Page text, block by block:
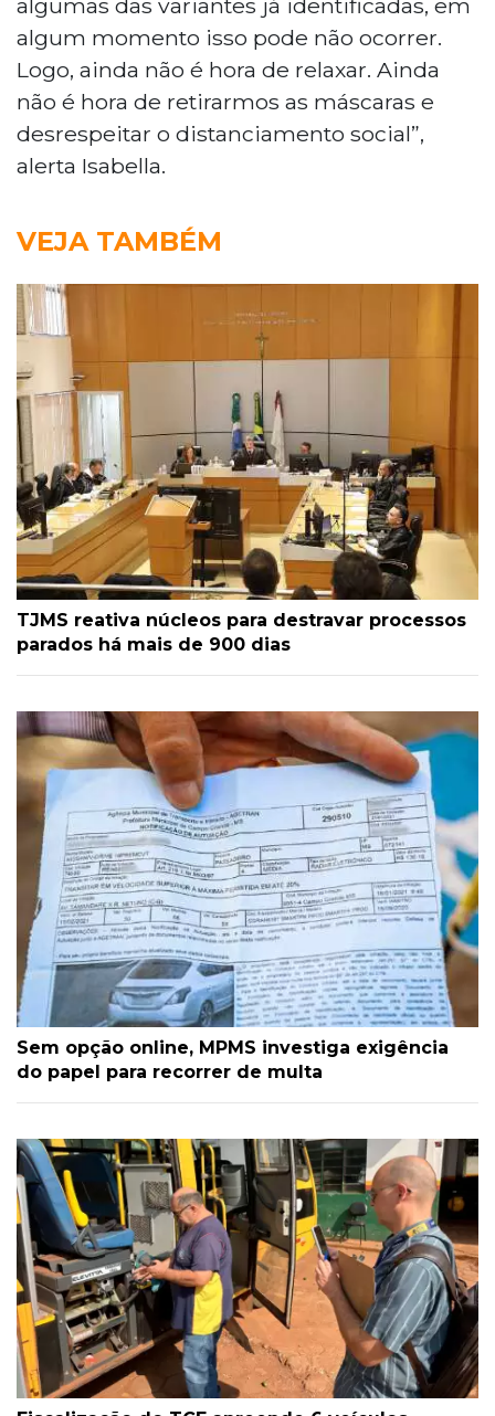
algum momento isso pode não ocorrer.
Logo, ainda não é hora de relaxar. Ainda
não é hora de retirarmos as máscaras e
desrespeitar o distanciamento social”,
alerta Isabella.
VEJA TAMBÉM
TJMS reativa núcleos para destravar processos
parados há mais de 900 dias
Sem opção online, MPMS investiga exigência
do papel para recorrer de multa